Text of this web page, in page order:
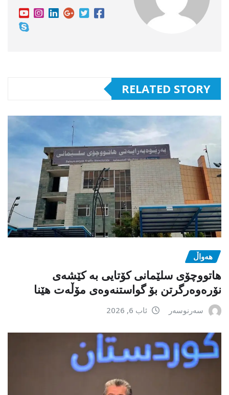
RELATED STORY
هەواڵ
هاتووچۆی سلێمانی کۆتایی بە کێشەی
نۆرەوەرگرتن بۆ گواستنەوەی مۆڵەت هێنا
سەرنوسەر ئاب 6, 2026